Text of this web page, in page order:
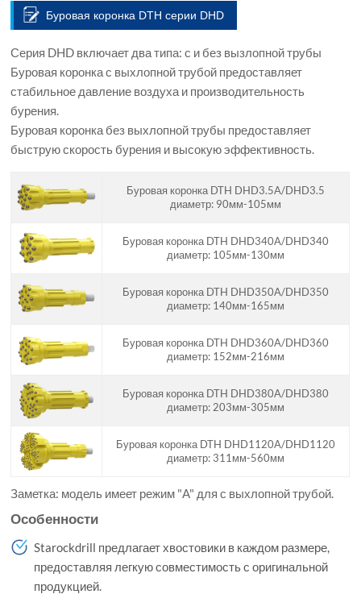
Буровая коронка DTH серии DHD
Серия DHD включает два типа: с и без вызлопной трубы
Буровая коронка с выхлопной трубой предоставляет
стабильное давление воздуха и производительность
бурения.
Буровая коронка без выхлопной трубы предоставляет
быструю скорость бурения и высокую эффективность.
Буровая коронка DTH DHD3.5A/DHD3.5
диаметр: 90мм-105мм
Буровая коронка DTH DHD340A/DHD340
диаметр: 105мм-130мм
Буровая коронка DTH DHD350A/DHD350
диаметр: 140мм-165мм
Буровая коронка DTH DHD360A/DHD360
диаметр: 152мм-216мм
Буровая коронка DTH DHD380A/DHD380
диаметр: 203мм-305мм
Буровая коронка DTH DHD1120A/DHD1120
диаметр: 311мм-560мм
Заметка: модель имеет режим "A" для с выхлопной трубой.
Особенности
Starockdrill предлагает хвостовики в каждом размере,
предоставляя легкую совместимость с оригинальной
продукцией.